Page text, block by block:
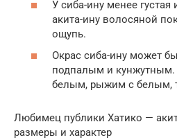
У сиба-ину менее густая
акита-ину волосяной
ощупь.
Окрас сиба-ину может
подпалым и кунжутным.
белым, рыжим с белым,
Любимец публики Хатико —
размеры и характер